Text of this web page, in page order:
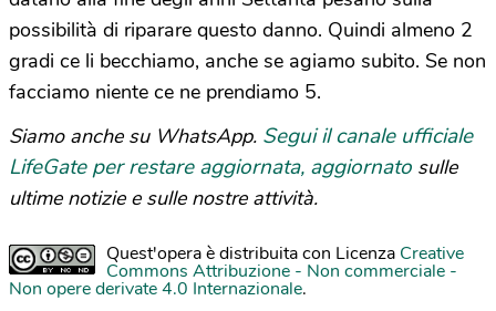
possibilità di riparare questo danno. Quindi almeno 2
gradi ce li becchiamo, anche se agiamo subito. Se non
facciamo niente ce ne prendiamo 5.
Siamo anche su WhatsApp. Segui il canale ufficiale
LifeGate per restare aggiornata, aggiornato sulle
ultime notizie e sulle nostre attività.
Quest'opera è distribuita con Licenza Creative
Commons Attribuzione - Non commerciale -
Non opere derivate 4.0 Internazionale.